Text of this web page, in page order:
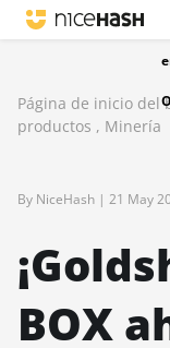
Página de inicio del
productos , Minería
By NiceHash | 21 May
BOX